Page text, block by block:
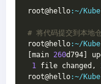
root@hello:~/
# 将代码提交到本地
root@hello:~/
[main 260d794]
1 file changed,
root@hello:~/